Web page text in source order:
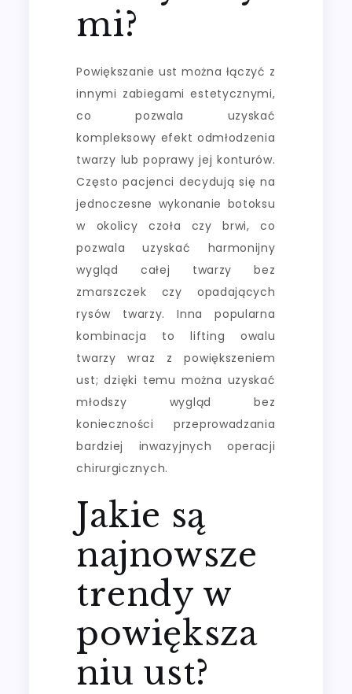
mi?
Powiększanie ust można łączyć z
innymi zabiegami estetycznymi,
co pozwala uzyskać
kompleksowy efekt odmłodzenia
twarzy lub poprawy jej konturów.
Często pacjenci decydują się na
jednoczesne wykonanie botoksu
w okolicy czoła czy brwi, co
pozwala uzyskać harmonijny
wygląd całej twarzy bez
zmarszczek czy opadających
rysów twarzy. Inna popularna
kombinacja to lifting owalu
twarzy wraz z powiększeniem
ust; dzięki temu można uzyskać
młodszy wygląd bez
konieczności przeprowadzania
bardziej inwazyjnych operacji
chirurgicznych.
Jakie są
najnowsze
trendy w
powiększa
niu ust?